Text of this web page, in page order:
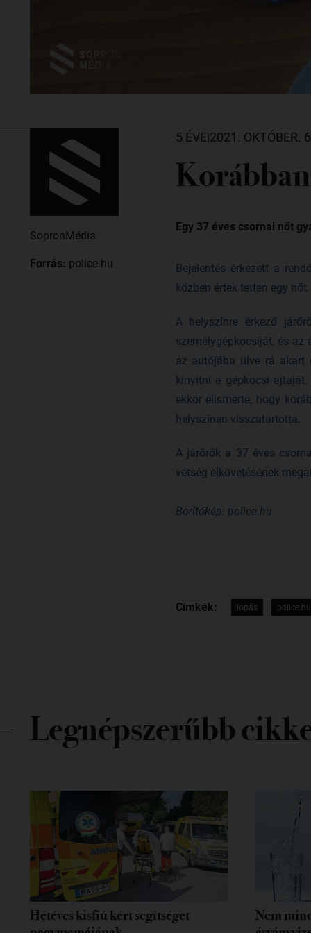
SopronMédia
Forrás: police.hu
5 ÉVE|2021. OKTÓBER.
Egy 37 éves csornai nőt
Bejelentés érkezett a
közben értek tetten egy nőt.
A helyszínre érkező
személygépkocsiját, és
az autójába ülve rá akart
kinyitni a gépkocsi
ekkor elismerte, hogy
helyszínen visszatartotta.
A járőrök a 37 éves
vétség elkövetésének
Borítókép: police.hu
Címkék: lopás police.hu
Legnépszerűbb
Hétéves kisfiú kért segítséget
Nem